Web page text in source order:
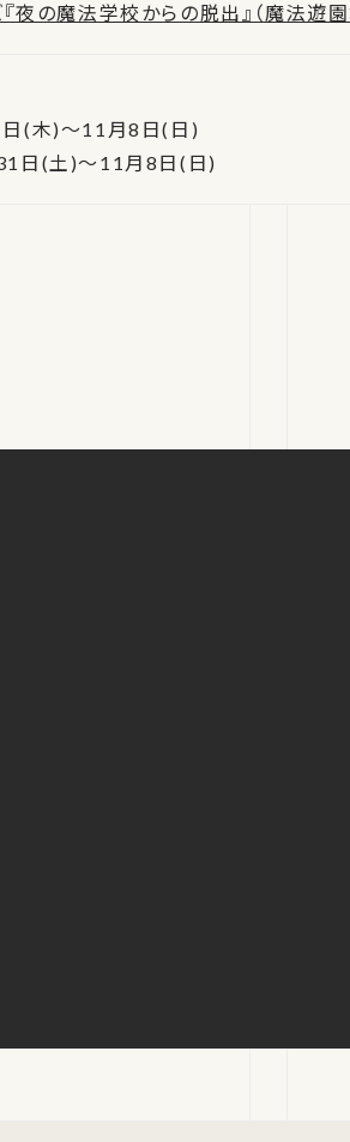
夜の魔法学校からの脱出』（魔法遊園
日(木)〜11月8日(日)
日(土)〜11月8日(日)